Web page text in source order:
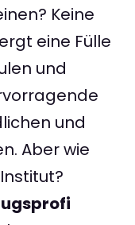
Keine
eine Fülle
und
und
Aber wie